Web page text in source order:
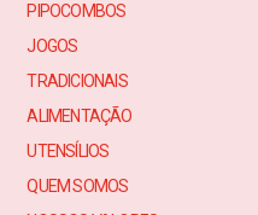
PIPOCOMBOS
JOGOS
TRADICIONAIS
ALIMENTAÇÃO
UTENSÍLIOS
QUEM SOMOS